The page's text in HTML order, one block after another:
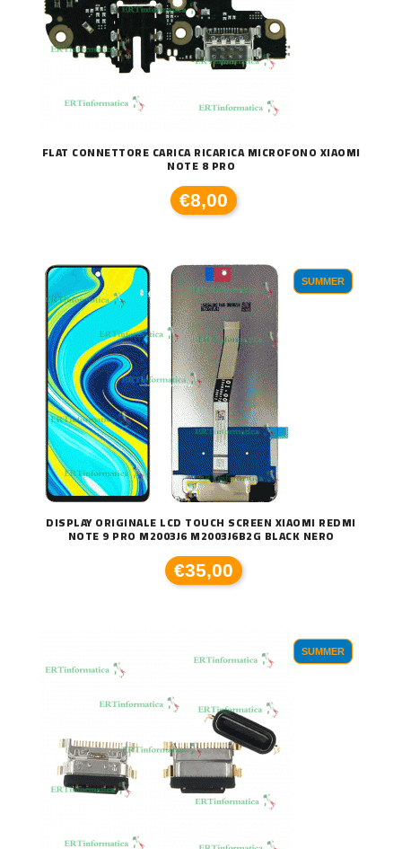
FLAT CONNETTORE CARICA RICARICA MICROFONO XIAOMI
NOTE 8 PRO
€8,00
SUMMER
DISPLAY ORIGINALE LCD TOUCH SCREEN XIAOMI REDMI
NOTE 9 PRO M2003J6 M2003J6B2G BLACK NERO
€35,00
SUMMER